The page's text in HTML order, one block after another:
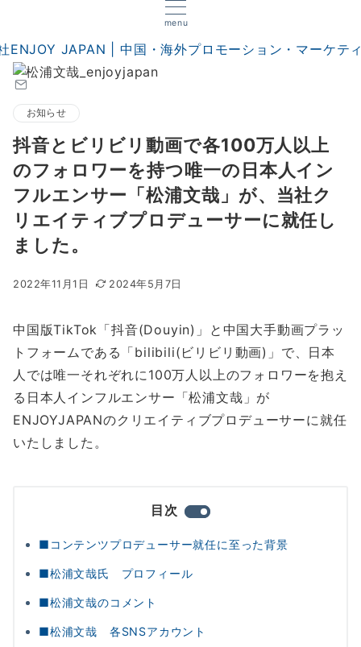
menu
お知らせ
抖音とビリビリ動画で各100万人以上
のフォロワーを持つ唯一の日本人イン
フルエンサー「松浦文哉」が、当社ク
リエイティブプロデューサーに就任し
ました。
2022年11月1日 2024年5月7日
中国版TikTok「抖音(Douyin)」と中国大手動画プラッ
トフォームである「bilibili(ビリビリ動画)」で、日本
人では唯一それぞれに100万人以上のフォロワーを抱え
る日本人インフルエンサー「松浦文哉」が
ENJOYJAPANのクリエイティブプロデューサーに就任
いたしました。
目次
■コンテンツプロデューサー就任に至った背景
■松浦文哉氏 プロフィール
■松浦文哉のコメント
■松浦文哉 各SNSアカウント